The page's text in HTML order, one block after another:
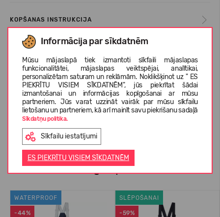
Informācija par sīkdatnēm
Mūsu mājaslapā tiek izmantoti sīkfaili mājaslapas
funkcionalitātei, mājaslapas veiktspējai, analītikai,
personalizētam saturam un reklāmām. Noklikšķinot uz " ES
PIEKRĪTU VISIEM SĪKDATNĒM", jūs piekrītat šādai
izmantošanai un informācijas kopīgošanai ar mūsu
partneriem. Jūs varat uzzināt vairāk par mūsu sīkfailu
lietošanu un partneriem, kā arī mainīt savu piekrišanu sadaļā
Sīkdatņu politika.
Sīkfailu iestatījumi
ES PIEKRĪTU VISIEM SĪKDATNĒM
KOPŠANAS INSTRUKCIJA
PAR REIMA
KLIENTU ATSAUKSMES (0)
Līdzīgas preces
-44%
WATERPROOF
-59%
SLĒPOŠANAI